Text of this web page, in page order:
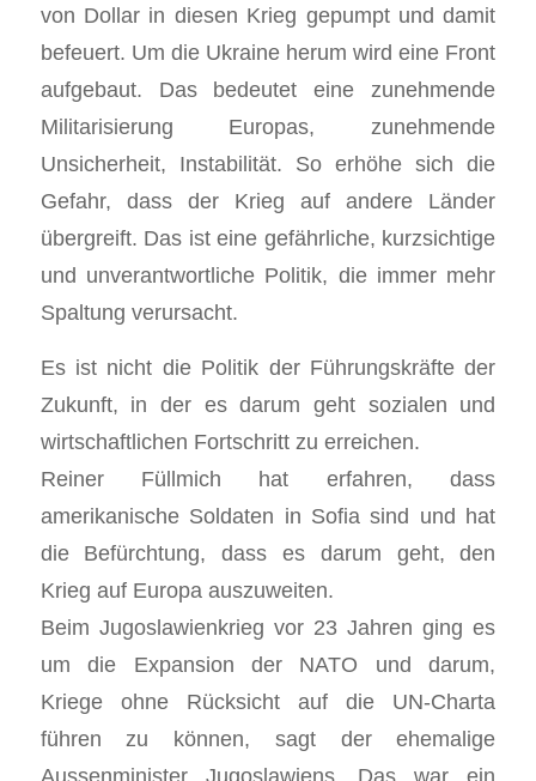
von Dollar in diesen Krieg gepumpt und damit
befeuert. Um die Ukraine herum wird eine Front
aufgebaut. Das bedeutet eine zunehmende
Militarisierung Europas, zunehmende
Unsicherheit, Instabilität. So erhöhe sich die
Gefahr, dass der Krieg auf andere Länder
übergreift. Das ist eine gefährliche, kurzsichtige
und unverantwortliche Politik, die immer mehr
Spaltung verursacht.
Es ist nicht die Politik der Führungskräfte der
Zukunft, in der es darum geht sozialen und
wirtschaftlichen Fortschritt zu erreichen.
Reiner Füllmich hat erfahren, dass
amerikanische Soldaten in Sofia sind und hat
die Befürchtung, dass es darum geht, den
Krieg auf Europa auszuweiten.
Beim Jugoslawienkrieg vor 23 Jahren ging es
um die Expansion der NATO und darum,
Kriege ohne Rücksicht auf die UN-Charta
führen zu können, sagt der ehemalige